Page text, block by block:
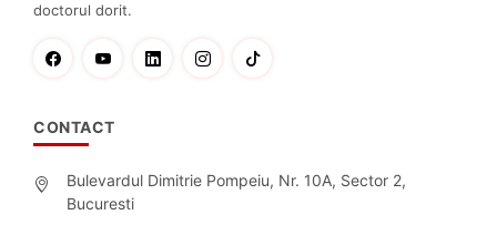
doctorul dorit.
CONTACT
Bulevardul Dimitrie Pompeiu, Nr. 10A, Sector 2,
Bucuresti